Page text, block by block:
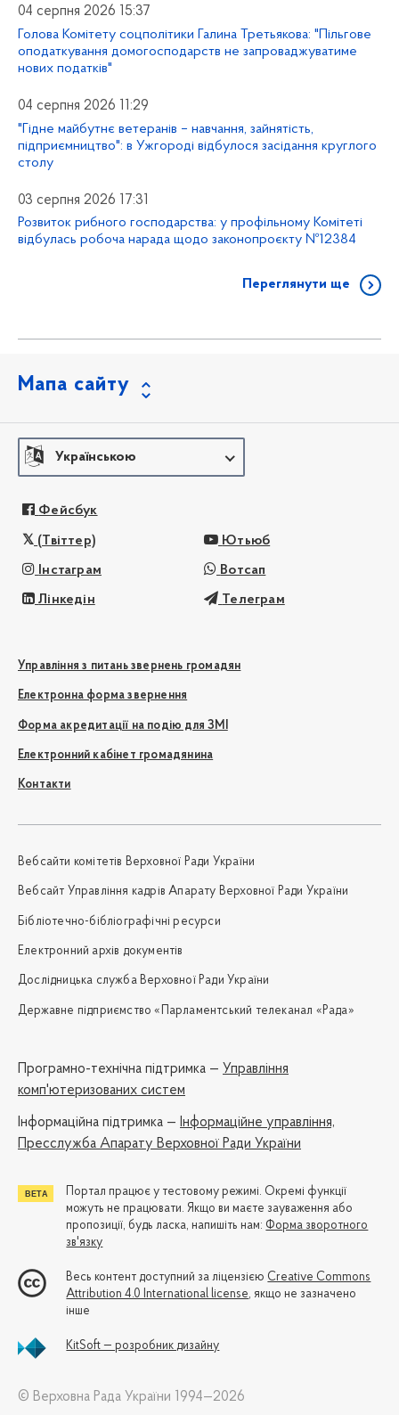
04 серпня 2026 15:37
Голова Комітету соцполітики Галина Третьякова: "Пільгове
оподаткування домогосподарств не запроваджуватиме
нових податків"
04 серпня 2026 11:29
"Гідне майбутнє ветеранів – навчання, зайнятість,
підприємництво": в Ужгороді відбулося засідання круглого
столу
03 серпня 2026 17:31
Розвиток рибного господарства: у профільному Комітеті
відбулась робоча нарада щодо законопроєкту №12384
Переглянути ще
Мапа сайту
Українською
Фейсбук
(Твіттер) Ютьюб
Інстаграм Вотсап
Лінкедін Телеграм
Управління з питань звернень громадян
Електронна форма звернення
Форма акредитації на подію для ЗМІ
Електронний кабінет громадянина
Контакти
Вебсайти комітетів Верховної Ради України
Вебсайт Управління кадрів Апарату Верховної Ради України
Бібліотечно-бібліографічні ресурси
Електронний архів документів
Дослідницька служба Верховної Ради України
Державне підприємство «Парламентський телеканал «Рада»
Програмно-технічна підтримка — Управління
комп'ютеризованих систем
Iнформаційна підтримка — Інформаційне управління,
Пресслужба Апарату Верховної Ради України
Портал працює у тестовому режимі. Окремі функції
можуть не працювати. Якщо ви маєте зауваження або
пропозиції, будь ласка, напишіть нам: Форма зворотного
зв'язку
Весь контент доступний за ліцензією Creative Commons
Attribution 4.0 International license, якщо не зазначено
інше
KitSoft — розробник дизайну
© Верховна Рада України 1994—2026